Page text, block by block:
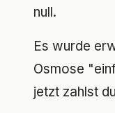
null.
Es wurde
Osmose
jetzt zahlst